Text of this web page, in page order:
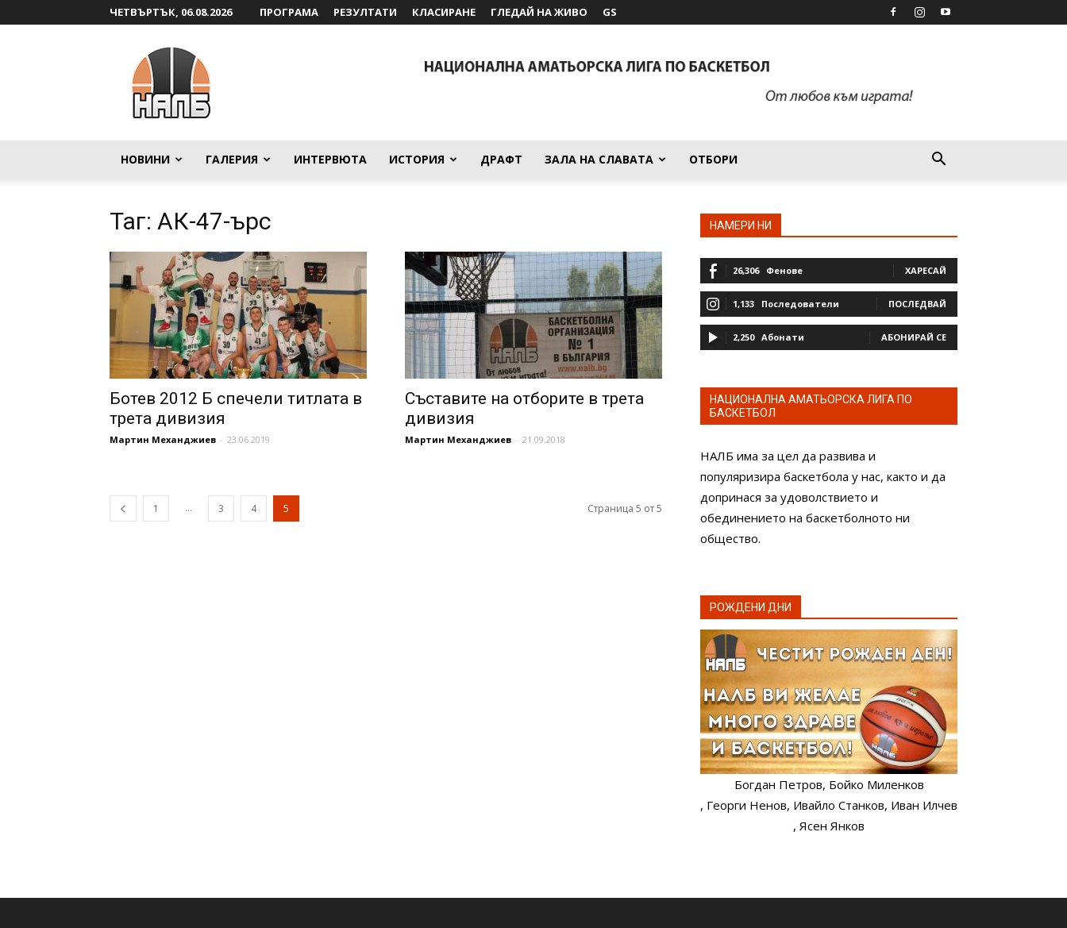
ЧЕТВЪРТЪК, 06.08.2026 ПРОГРАМА РЕЗУЛТАТИ КЛАСИРАНЕ ГЛЕДАЙ НА ЖИВО GS
НОВИНИ ГАЛЕРИЯ ИНТЕРВЮТА ИСТОРИЯ ДРАФТ ЗАЛА НА СЛАВАТА ОТБОРИ
Таг: АК-47-ърс
Ботев 2012 Б спечели титлата в
трета дивизия
Мартин Механджиев - 23.06.2019
Съставите на отборите в трета
дивизия
Мартин Механджиев - 21.09.2018
1 ... 3 4 5 Страница 5 от 5
НАМЕРИ НИ
26,306 Фенове ХАРЕСАЙ
1,133 Последователи ПОСЛЕДВАЙ
2,250 Абонати АБОНИРАЙ СЕ
НАЦИОНАЛНА АМАТЬОРСКА ЛИГА ПО
БАСКЕТБОЛ
НАЛБ има за цел да развива и
популяризира баскетбола у нас, както и да
допринася за удоволствието и
обединението на баскетболното ни
общество.
РОЖДЕНИ ДНИ
Богдан Петров, Бойко Миленков
, Георги Ненов, Ивайло Станков, Иван Илчев
, Ясен Янков